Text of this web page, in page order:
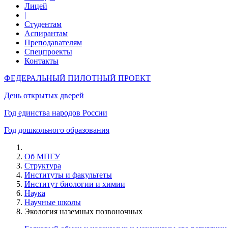
Лицей
|
Студентам
Аспирантам
Преподавателям
Спецпроекты
Контакты
ФЕДЕРАЛЬНЫЙ ПИЛОТНЫЙ ПРОЕКТ
День открытых дверей
Год единства народов России
Год дошкольного образования
Об МПГУ
Структура
Институты и факультеты
Институт биологии и химии
Наука
Научные школы
Экология наземных позвоночных